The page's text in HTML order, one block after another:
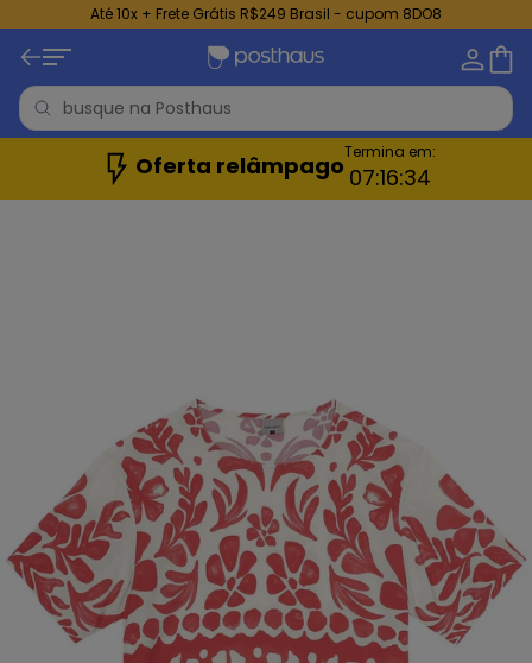
Até 10x + Frete Grátis R$249 Brasil - cupom 8DO8
Oferta relâmpagoTermina em:
07:16:32